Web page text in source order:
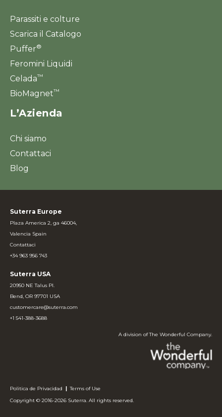
Parassiti e colture
Scarica il Catalogo
Puffer®
Feromini Liquidi
Celada™
BioMagnet™
L’Azienda
Chi siamo
Contattaci
Blog
Suterra Europe
Plaza America 2, ga 46004,
Valencia Spain
Contattaci
+34 963 956 743
Suterra USA
20950 NE Talus Pl.
Bend, OR 97701 USA
customercare@suterra.com
+1 541-388-3688
A division of The Wonderful Company.
Politica de Privacidad
Terms of Use
Copyright © 2016-2026 Suterra. All rights reserved.